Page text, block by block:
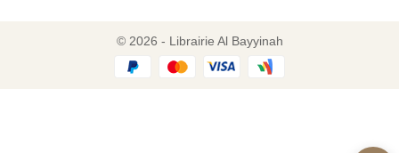
© 2026 - Librairie Al Bayyinah